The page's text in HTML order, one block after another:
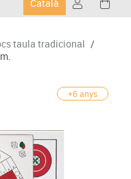
Català
taula tradicional /
+6 anys